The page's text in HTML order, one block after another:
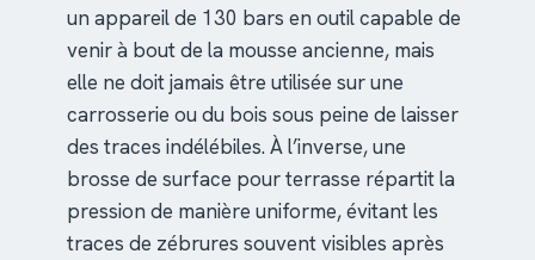
un appareil de 130 bars en outil capable de
venir à bout de la mousse ancienne, mais
elle ne doit jamais être utilisée sur une
carrosserie ou du bois sous peine de laisser
des traces indélébiles. À l’inverse, une
brosse de surface pour terrasse répartit la
pression de manière uniforme, évitant les
traces de zébrures souvent visibles après